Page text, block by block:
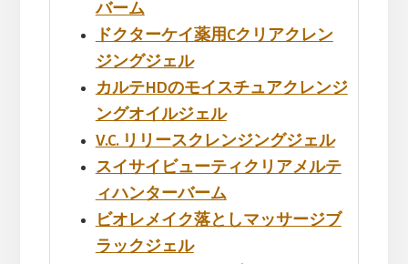
バーム
ドクターケイ薬用Cクリアクレン
ジングジェル
カルテHDのモイスチュアクレンジ
ングオイルジェル
V.C. リリースクレンジングジェル
スイサイビューティクリアメルテ
ィハンターバーム
ビオレメイク落としマッサージブ
ラックジェル